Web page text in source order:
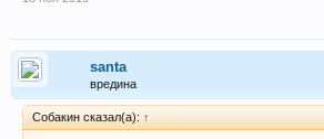
santa
вредина
Собакин сказал(а): ↑